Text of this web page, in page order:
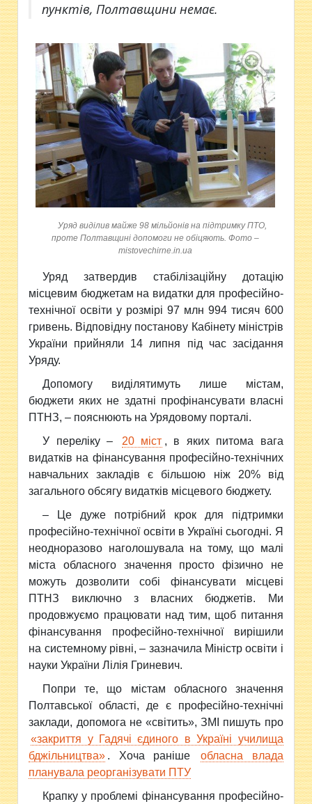
пунктів, Полтавщини немає.
Уряд виділив майже 98 мільйонів на підтримку ПТО,
проте Полтавщині допомоги не обіцяють. Фото –
mistovechirne.in.ua
Уряд затвердив стабілізаційну дотацію
місцевим бюджетам на видатки для професійно-
технічної освіти у розмірі 97 млн 994 тисяч 600
гривень. Відповідну постанову Кабінету міністрів
України прийняли 14 липня під час засідання
Уряду.
Допомогу виділятимуть лише містам,
бюджети яких не здатні профінансувати власні
ПТНЗ, – пояснюють на Урядовому порталі.
У переліку –
20 міст , в яких питома вага
видатків на фінансування професійно-технічних
навчальних закладів є більшою ніж 20% від
загального обсягу видатків місцевого бюджету.
– Це дуже потрібний крок для підтримки
професійно-технічної освіти в Україні сьогодні. Я
неодноразово наголошувала на тому, що малі
міста обласного значення просто фізично не
можуть дозволити собі фінансувати місцеві
ПТНЗ виключно з власних бюджетів. Ми
продовжуємо працювати над тим, щоб питання
фінансування професійно-технічної вирішили
на системному рівні, – зазначила Міністр освіти і
науки України Лілія Гриневич.
Попри те, що містам обласного значення
Полтавської області, де є професійно-технічні
заклади, допомога не «світить», ЗМІ пишуть про
«закриття у Гадячі єдиного в Україні училища
бджільництва» . Хоча раніше
обласна влада
планувала реорганізувати ПТУ
Крапку у проблемі фінансування професійно-